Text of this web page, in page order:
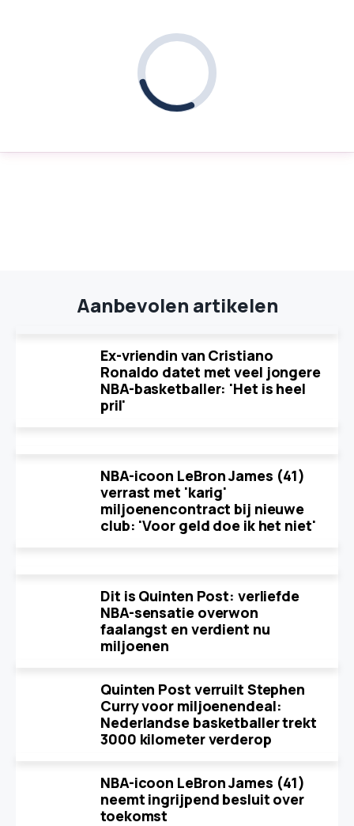
Aanbevolen artikelen
Ex-vriendin van Cristiano
Ronaldo datet met veel jongere
NBA-basketballer: 'Het is heel
pril'
NBA-icoon LeBron James (41)
verrast met 'karig'
miljoenencontract bij nieuwe
club: 'Voor geld doe ik het niet'
Dit is Quinten Post: verliefde
NBA-sensatie overwon
faalangst en verdient nu
miljoenen
Quinten Post verruilt Stephen
Curry voor miljoenendeal:
Nederlandse basketballer trekt
3000 kilometer verderop
NBA-icoon LeBron James (41)
neemt ingrijpend besluit over
toekomst